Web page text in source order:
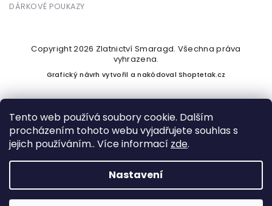
Tento web používá soubory cookie. Dalším
procházením tohoto webu vyjadřujete souhlas s
jejich používáním.. Více informací zde.
Nastavení
DÁRKOVÉ POUKAZY
Vytvořil Shoptet
Copyright 2026 Zlatnictví Smaragd. Všechna práva
vyhrazena.
Grafický návrh vytvořil a nakódovalShoptetak.cz
Podle zákona o evidenci tržeb je prodávající povinen vystavit
kupujícímu účtenku. Zároveň je povinen zaevidovat přijatou
tržbu u správce daně online; v případě technického výpadku